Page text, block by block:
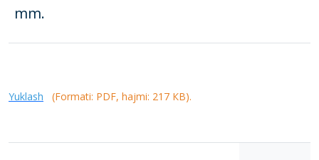
mm.
Yuklash (Formati: PDF, hajmi: 217 КB).